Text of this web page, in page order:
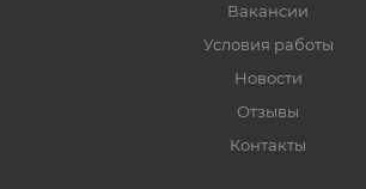
Вакансии
Условия работы
Новости
Отзывы
Контакты